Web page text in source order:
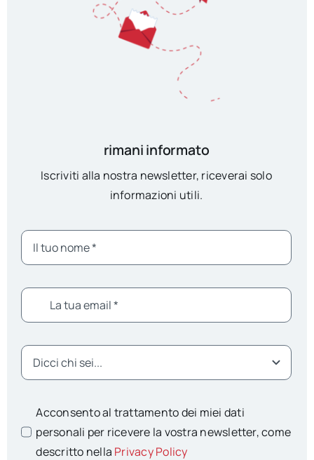
rimani informato
Iscriviti alla nostra newsletter, riceverai solo
informazioni utili.
Acconsento al trattamento dei miei dati
personali per ricevere la vostra newsletter, come
descritto nella Privacy Policy